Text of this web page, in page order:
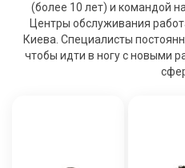
(более 10 лет) и командой
Центры обслуживания
Киева. Специалисты
чтобы идти в ногу с новыми